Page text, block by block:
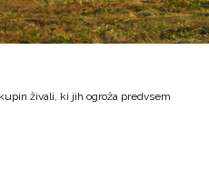
živali, ki jih ogroža predvsem